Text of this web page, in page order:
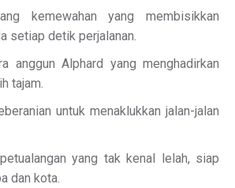
kemewahan yang membisikkan
setiap detik perjalanan.
anggun Alphard yang menghadirkan
tajam.
untuk menaklukkan jalan-jalan
yang tak kenal lelah, siap
dan kota.